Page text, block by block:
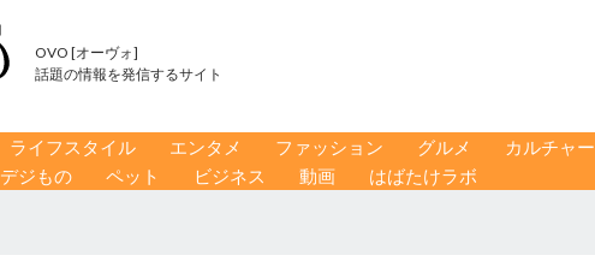
OVO [オーヴォ]
話題の情報を発信するサイト
ライフスタイル エンタメ ファッション グルメ カルチャー
デジもの ペット ビジネス 動画 はばたけラボ